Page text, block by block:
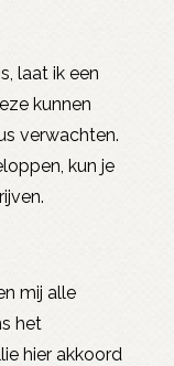
laat ik een
kunnen
verwachten.
kun je
mij alle
het
hier akkoord